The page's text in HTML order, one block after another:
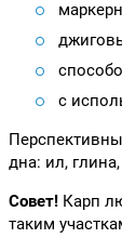
с
дна: ил,
Совет!Карп
таким